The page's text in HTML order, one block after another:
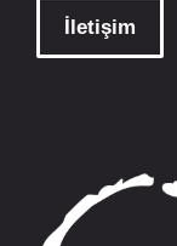
İletişim